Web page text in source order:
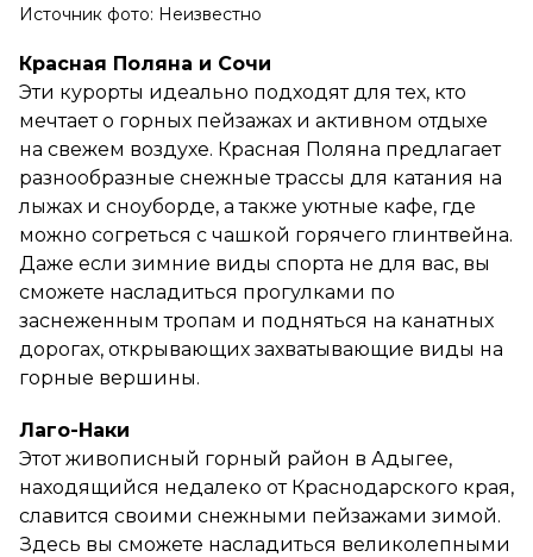
Источник фото: Неизвестно
Красная Поляна и Сочи
Эти курорты идеально подходят для тех, кто
мечтает о горных пейзажах и активном отдыхе
на свежем воздухе. Красная Поляна предлагает
разнообразные снежные трассы для катания на
лыжах и сноуборде, а также уютные кафе, где
можно согреться с чашкой горячего глинтвейна.
Даже если зимние виды спорта не для вас, вы
сможете насладиться прогулками по
заснеженным тропам и подняться на канатных
дорогах, открывающих захватывающие виды на
горные вершины.
Лаго-Наки
Этот живописный горный район в Адыгее,
находящийся недалеко от Краснодарского края,
славится своими снежными пейзажами зимой.
Здесь вы сможете насладиться великолепными